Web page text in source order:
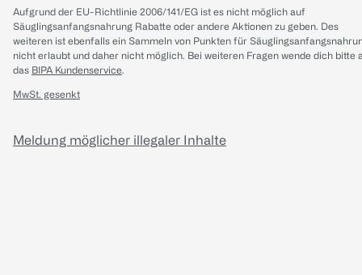
Aufgrund der EU-Richtlinie 2006/141/EG ist es nicht möglich auf
Säuglingsanfangsnahrung Rabatte oder andere Aktionen zu geben. Des
weiteren ist ebenfalls ein Sammeln von Punkten für
nicht erlaubt und daher nicht möglich. Bei weiteren Fragen wende dich bitte
das BIPA Kundenservice.
MwSt. gesenkt
Meldung möglicher illegaler Inhalte